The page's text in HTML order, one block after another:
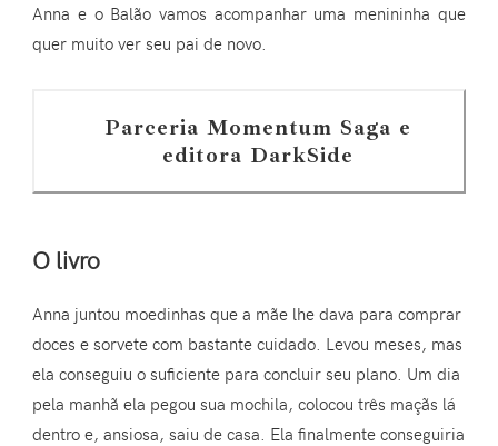
Anna e o Balão vamos acompanhar uma menininha que
quer muito ver seu pai de novo.
Parceria Momentum Saga e
editora DarkSide
O livro
Anna juntou moedinhas que a mãe lhe dava para comprar
doces e sorvete com bastante cuidado. Levou meses, mas
ela conseguiu o suficiente para concluir seu plano. Um dia
pela manhã ela pegou sua mochila, colocou três maçãs lá
dentro e, ansiosa, saiu de casa. Ela finalmente conseguiria